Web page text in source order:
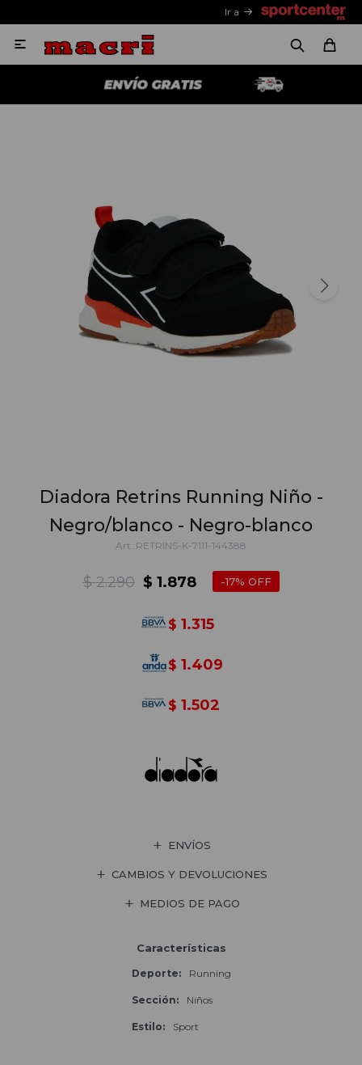
Ir a

Diadora Retrins Running Niño -
Negro/blanco - Negro-blanco
RETRINS-K-7111-144388
$ 1.878
$ 2.290 17
$ 1.315
$ 1.409
$ 1.502
ENVÍOS
CAMBIOS Y DEVOLUCIONES
MEDIOS DE PAGO
Características
Deporte Running
Sección Niños
Estilo Sport